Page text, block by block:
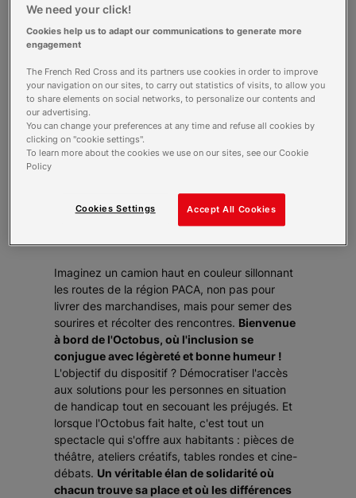
Les personnes en situation de handicap
se sentent souvent beaucoup plus
isolées que les autres ; leur handicap les
obligeant souvent à renoncer à
maintenir une vie sociale… Alors, dans la
concernées par le handicap, pour leur
apporter des solutions qui pourront
Imaginez un camion haut en couleur sillonnant
les routes de la région PACA, non pas pour
livrer des marchandises, mais pour semer des
sourires et récolter des rencontres. Bienvenue
à bord de l'Octobus, où l'inclusion se
conjugue avec légèreté et bonne humeur !
L'objectif du dispositif ? Démocratiser l'accès
aux solutions pour les personnes en situation
de handicap tout en secouant les préjugés. Et
lorsque l'Octobus fait halte, c'est tout un
spectacle qui s'offre aux habitants : pièces de
théâtre, ateliers créatifs, tables rondes et cine-
débats. Un véritable élan de solidarité où
chacun trouve sa place et où les différences
We need your click!
Cookies help us to adapt our communications to generate more
engagement
The French Red Cross and its partners use cookies in order to improve
your navigation on our sites, to carry out statistics of visits, to allow you
to share elements on social networks, to personalize our contents and
our advertising.
You can change your preferences at any time and refuse all cookies by
clicking on "cookie settings".
To learn more about the cookies we use on our sites, see our Cookie
Policy
Accept All Cookies
Cookies Settings